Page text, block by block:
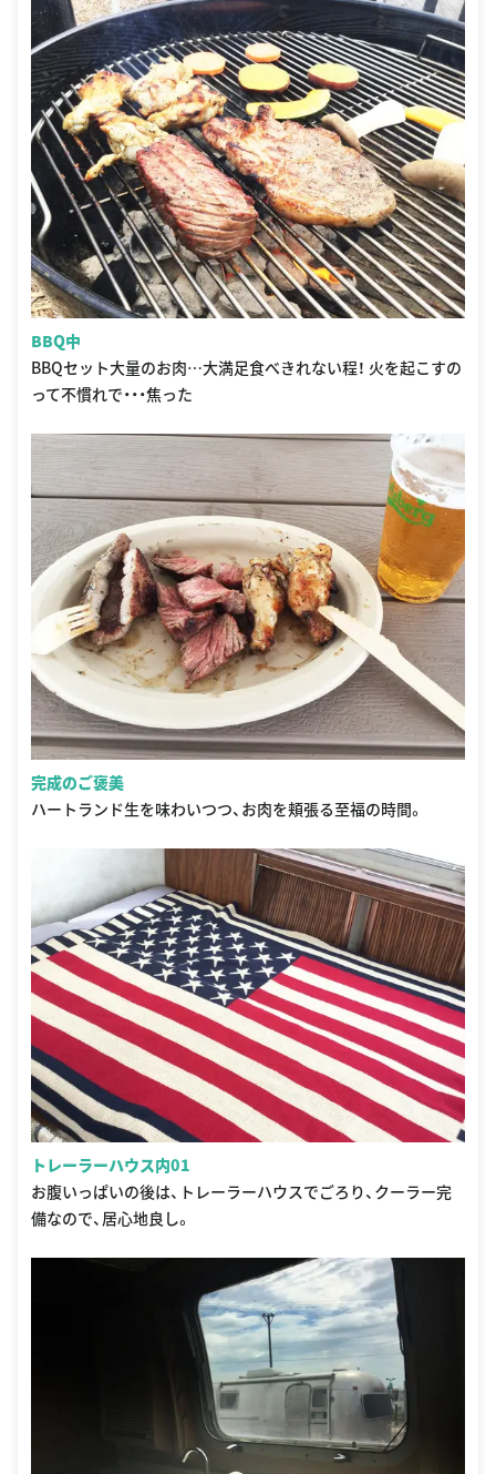
BBQ中
BBQセット大量のお肉…大満足食べきれない程！ 火を起こすの
って不慣れで・・・焦った
完成のご褒美
ハートランド生を味わいつつ、お肉を頬張る至福の時間。
トレーラーハウス内01
お腹いっぱいの後は、トレーラーハウスでごろり、クーラー完
備なので、居心地良し。